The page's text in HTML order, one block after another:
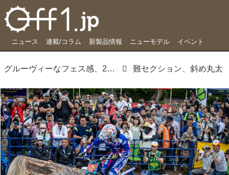
ニュース 連載/コラム 新製品情報 ニューモデル イベント
グルーヴィーなフェス感、2年目のシティトライアルは新たなフェーズに入った 難セクション、斜め丸太